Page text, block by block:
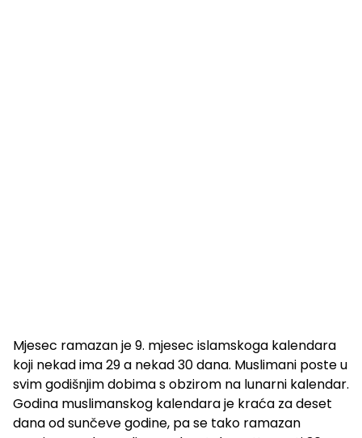
Mjesec ramazan je 9. mjesec islamskoga kalendara
koji nekad ima 29 a nekad 30 dana. Muslimani poste u
svim godišnjim dobima s obzirom na lunarni kalendar.
Godina muslimanskog kalendara je kraća za deset
dana od sunčeve godine, pa se tako ramazan